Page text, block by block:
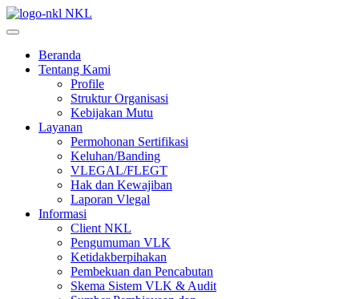
NKL
Beranda
Tentang Kami
Profile
Struktur Organisasi
Kebijakan Mutu
Layanan
Permohonan Sertifikasi
Keluhan/Banding
VLEGAL/FLEGT
Hak dan Kewajiban
Laporan Vlegal
Informasi
Client NKL
Pengumuman VLK
Ketidakberpihakan
Pembekuan dan Pencabutan
Skema Sistem VLK & Audit